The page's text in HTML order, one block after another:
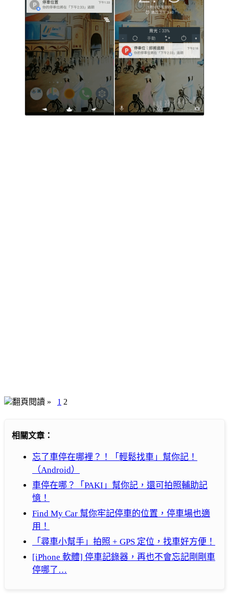
翻頁閱讀 » 1 2
相關文章：
忘了車停在哪裡？！「輕鬆找車」幫你記！
（Android）
車停在哪？「PAKI」幫你記，還可拍照輔助記
憶！
Find My Car 幫你牢記停車的位置，停車場也適
用！
「尋車小幫手」拍照 + GPS 定位，找車好方便！
[iPhone 軟體] 停車記錄器，再也不會忘記剛剛車
停哪了…